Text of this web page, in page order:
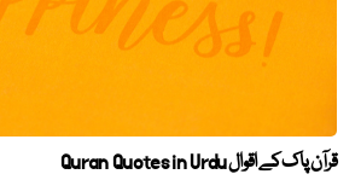
قرآن پاک کے اقوال Quran Quotes in Urdu